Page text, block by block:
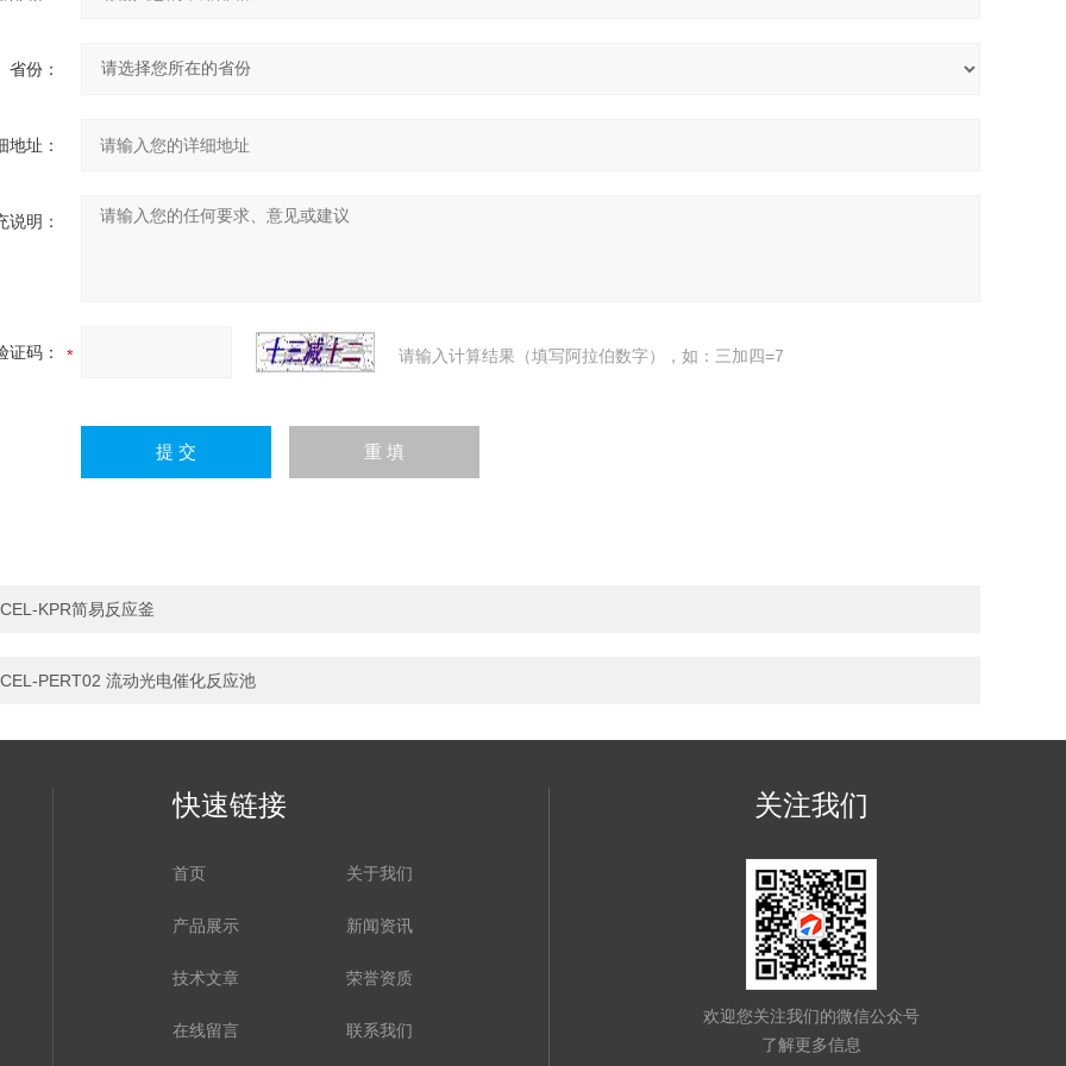
省份：
地址：
说明：
证码： 请输入计算结果（填写阿拉伯数字），如：三加四=7
CEL-KPR简易反应釜
CEL-PERT02 流动光电催化反应池
快速链接
首页 关于我们
产品展示 新闻资讯
技术文章 荣誉资质
在线留言 联系我们
关注我们
欢迎您关注我们的微信公众号
了解更多信息